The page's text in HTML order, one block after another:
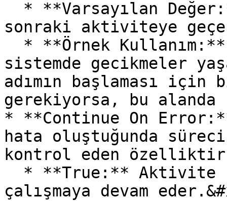
sonraki aktiviteye
sistemde gecikmeler
adımın başlaması
gerekiyorsa, bu
* **Continue On
hata oluştuğunda
kontrol eden
çalışmaya devam